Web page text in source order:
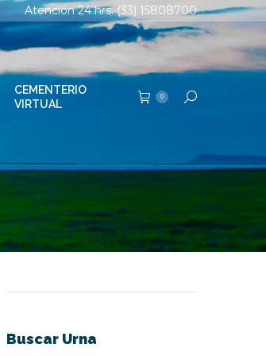
Atención 24 hrs. (33) 15808700
CEMENTERIO
VIRTUAL
0 Buscar:
Buscar Urna
0 Buscar: